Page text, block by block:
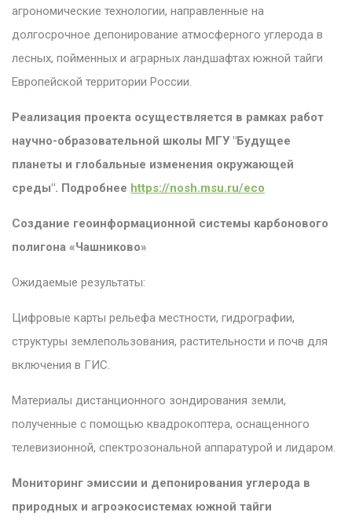
агрономические технологии, направленные на
долгосрочное депонирование атмосферного углерода в
лесных, пойменных и аграрных ландшафтах южной тайги
Европейской территории России.
Реализация проекта осуществляется в рамках работ
научно-образовательной школы МГУ "Будущее
планеты и глобальные изменения окружающей
среды". Подробнее https://nosh.msu.ru/eco
Создание геоинформационной системы карбонового
полигона «Чашниково»
Ожидаемые результаты:
Цифровые карты рельефа местности, гидрографии,
структуры землепользования, растительности и почв для
включения в ГИС.
Материалы дистанционного зондирования земли,
полученные с помощью квадрокоптера, оснащенного
телевизионной, спектрозональной аппаратурой и лидаром.
Мониторинг эмиссии и депонирования углерода в
природных и агроэкосистемах южной тайги